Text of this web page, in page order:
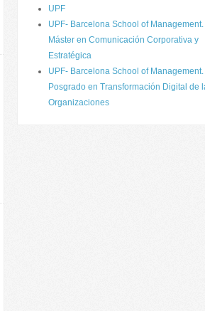
UPF
UPF- Barcelona School of Management.
Máster en Comunicación Corporativa y
Estratégica
UPF- Barcelona School of Management.
Posgrado en Transformación Digital de
Organizaciones